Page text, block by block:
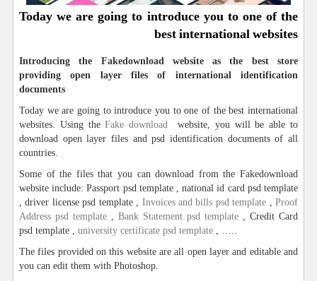
Today we are going to introduce you to one of the
best international websites
Introducing the Fakedownload website as the best store
providing open layer files of international identification
documents
Today we are going to introduce you to one of the best international
websites. Using theFake download website, you will be able to
download open layer files and psd identification documents of all
countries.
Some of the files that you can download from the Fakedownload
website include: Passport psd template , national id card psd template
, driver license psd template , Invoices and bills psd template ,Proof
Address psd template , Bank Statement psd template , Credit Card
psd template , university certificate psd template , …..
The files provided on this website are all open layer and editable and
you can edit them with Photoshop.